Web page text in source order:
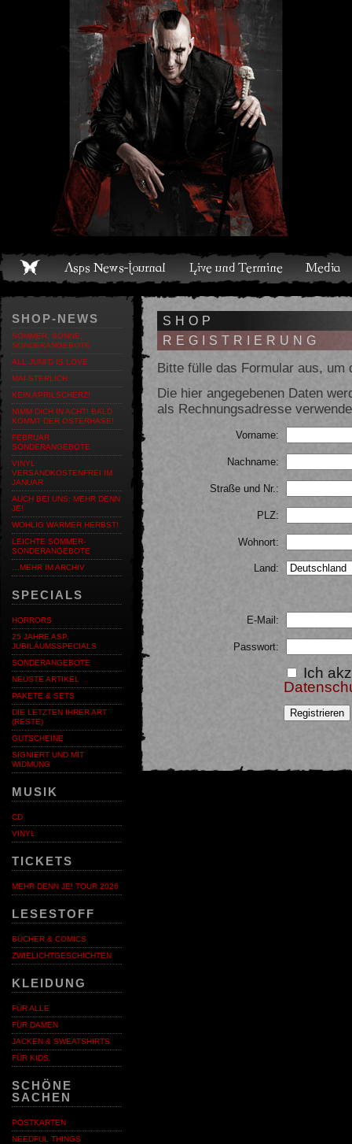
Live und Termine Media Shop Band Discografie
SHOP-NEWS
SOMMER, SONNE,
SONDERANGEBOTE
ALL JUNI'D IS LOVE
MAI-STERLICH
KEIN APRILSCHERZ!
NIMM DICH IN ACHT! BALD
KOMMT DER OSTERHASE!
FEBRUAR
SONDERANGEBOTE
VINYL
VERSANDKOSTENFREI IM
JANUAR
AUCH BEI UNS: MEHR DENN
JE!
WOHLIG WARMER HERBST!
LEICHTE SOMMER-
SONDERANGEBOTE
…MEHR IM ARCHIV
SPECIALS
HORRORS
25 JAHRE ASP.
JUBILÄUMSSPECIALS
SONDERANGEBOTE
NEUSTE ARTIKEL
PAKETE & SETS
DIE LETZTEN IHRER ART
(RESTE)
GUTSCHEINE
SIGNIERT UND MIT
WIDMUNG
MUSIK
CD
VINYL
TICKETS
MEHR DENN JE! TOUR 2026
LESESTOFF
BÜCHER & COMICS
ZWIELICHTGESCHICHTEN
KLEIDUNG
FÜR ALLE
FÜR DAMEN
JACKEN & SWEATSHIRTS
FÜR KIDS
SCHÖNE
SACHEN
POSTKARTEN
NEEDFUL THINGS
SHOP
REGISTRIERUNG
Bitte fülle das Formular aus, um
Die hier angegebenen Daten
als Rechnungsadresse
Vorname:
Nachname:
Straße und Nr.:
PLZ:
Wohnort:
Land:
E-Mail:
Passwort:
Ich
Registrieren